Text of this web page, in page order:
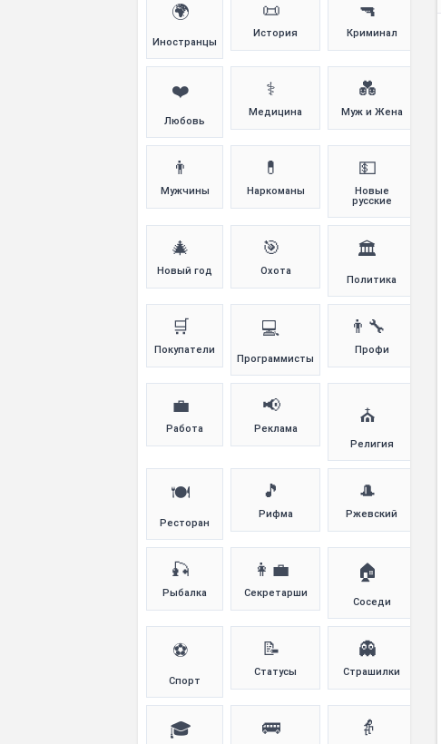
🌍
Иностранцы
📜
История
🔫
Криминал
❤️
Любовь
⚕️
Медицина
💑
Муж и Жена
👨
Мужчины
💊
Наркоманы
💵
Новые
русские
🎄
Новый год
🎯
Охота
🏛️
Политика
🛒
Покупатели
💻
Программисты
👨‍🔧
Профи
💼
Работа
📢
Реклама
⛪
Религия
🍽️
Ресторан
🎵
Рифма
🎩
Ржевский
🎣
Рыбалка
👩‍💼
Секретарши
🏠
Соседи
⚽
Спорт
📝
Статусы
👻
Страшилки
🎓 🚌 👵